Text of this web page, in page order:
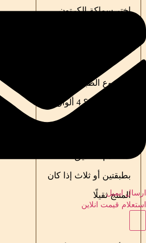
اختر سماكة الكرتون
حدّد نوع الطباعة: لون
واحد؟ لونين؟ 4 ألوان؟
بطبقتين أو ثلاث إذا كان
المنتج ثقيلًا
ارسال ایمیل
استعلام قیمت انلاین